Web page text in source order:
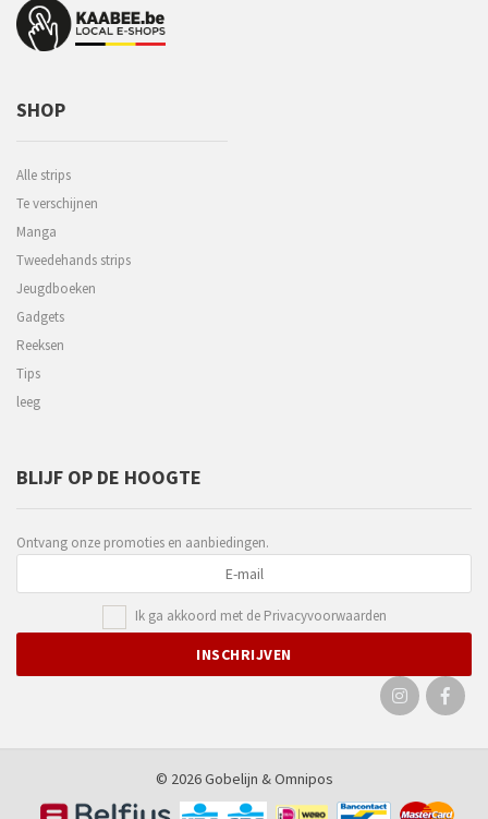
SHOP
Alle strips
Te verschijnen
Manga
Tweedehands strips
Jeugdboeken
Gadgets
Reeksen
Tips
leeg
BLIJF OP DE HOOGTE
Ontvang onze promoties en aanbiedingen.
Ik ga akkoord met de Privacyvoorwaarden
© 2026 Gobelijn &Omnipos